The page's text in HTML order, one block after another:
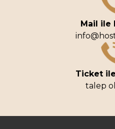
Mail ile
Ticket
talep